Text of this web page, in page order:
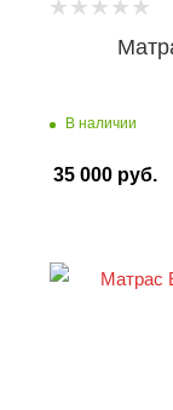
В наличии
35 000 руб.